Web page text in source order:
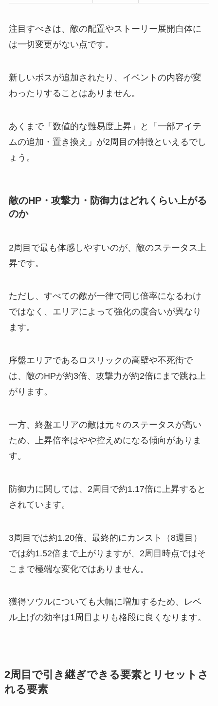
注目すべきは、敵の配置やストーリー展開自体に
は一切変更がない点です。
新しいボスが追加されたり、イベントの内容が変
わったりすることはありません。
あくまで「数値的な難易度上昇」と「一部アイテ
ムの追加・置き換え」が2周目の特徴といえるでし
ょう。
敵のHP・攻撃力・防御力はどれくらい上がる
のか
2周目で最も体感しやすいのが、敵のステータス上
昇です。
ただし、すべての敵が一律で同じ倍率になるわけ
ではなく、エリアによって強化の度合いが異なり
ます。
序盤エリアであるロスリックの高壁や不死街で
は、敵のHPが約3倍、攻撃力が約2倍にまで跳ね上
がります。
一方、終盤エリアの敵は元々のステータスが高い
ため、上昇倍率はやや控えめになる傾向がありま
す。
防御力に関しては、2周目で約1.17倍に上昇すると
されています。
3周目では約1.20倍、最終的にカンスト（8週目）
では約1.52倍まで上がりますが、2周目時点ではそ
こまで極端な変化ではありません。
獲得ソウルについても大幅に増加するため、レベ
ル上げの効率は1周目よりも格段に良くなります。
2周目で引き継ぎできる要素とリセットさ
れる要素